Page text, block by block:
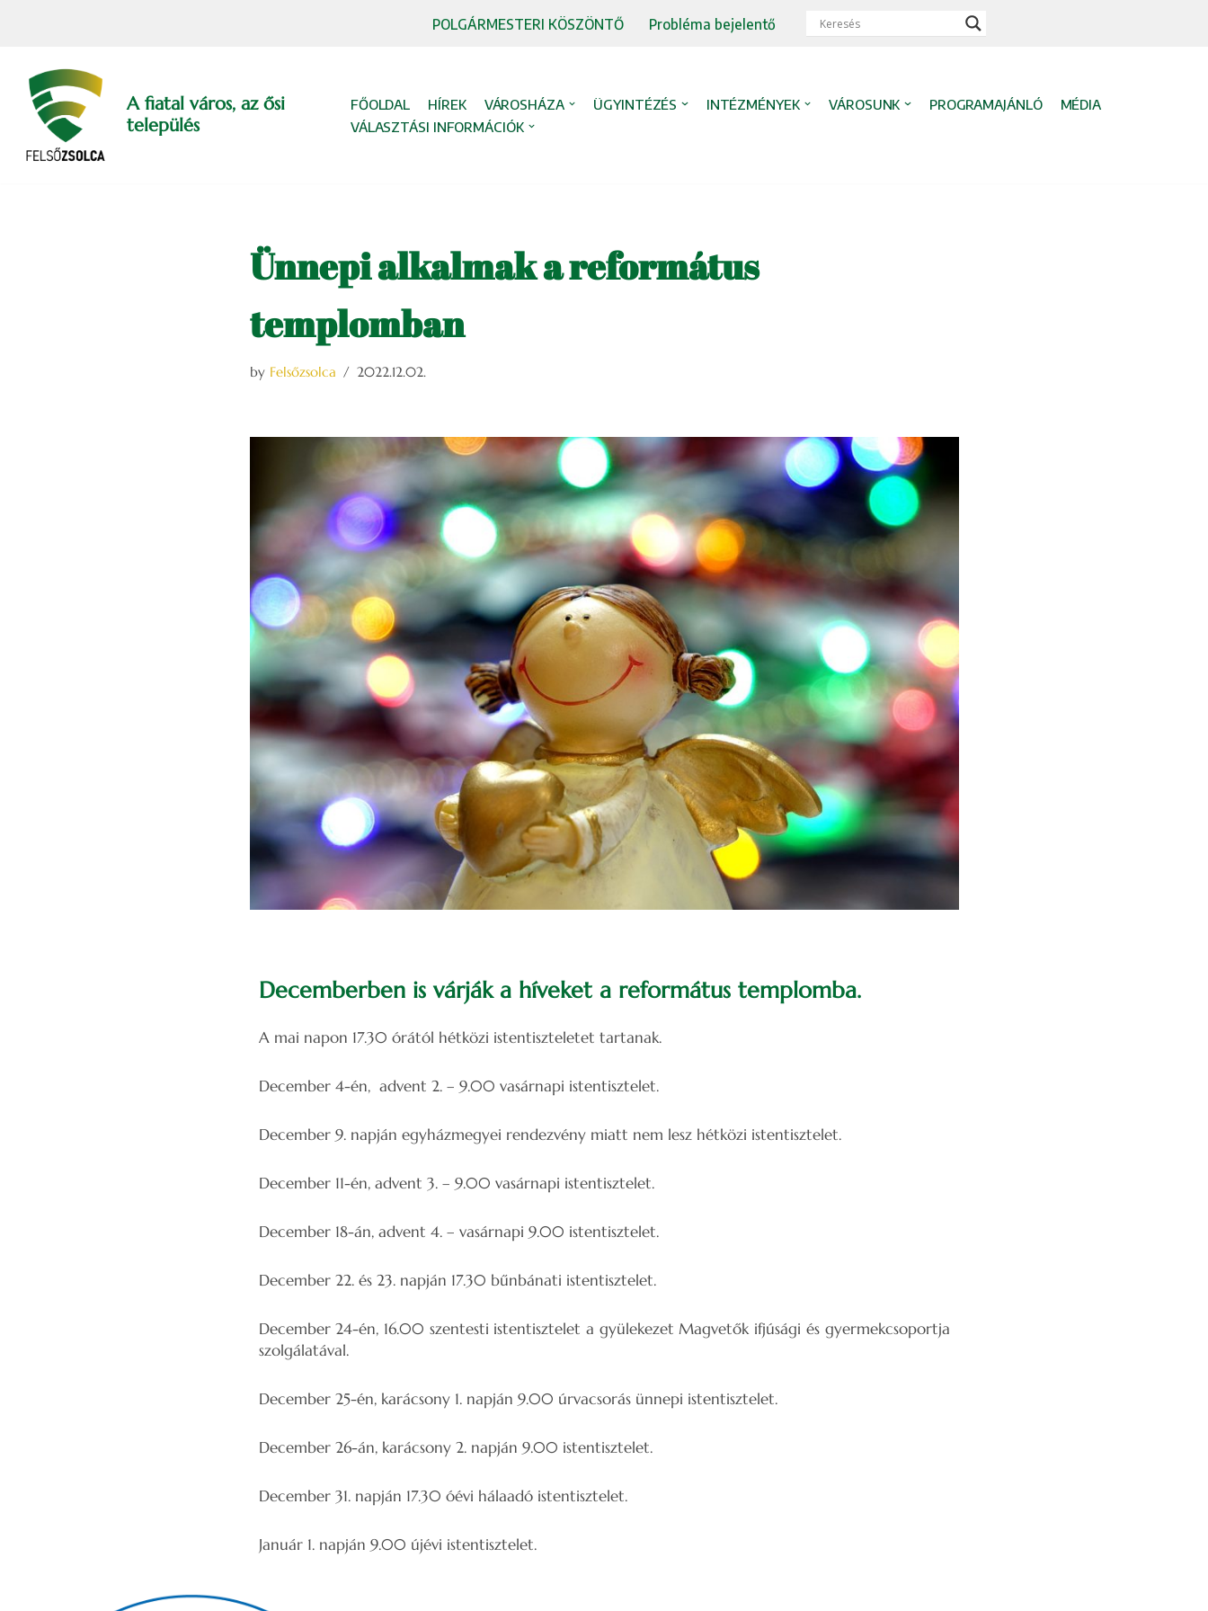
content
POLGÁRMESTERI KÖSZÖNTŐ Probléma bejelentő
A fiatal város, az ősi
település
FŐOLDAL HÍREK VÁROSHÁZA ÜGYINTÉZÉS INTÉZMÉNYEK VÁROSUNK PROGRAMAJÁNLÓ
MÉDIA
VÁLASZTÁSI INFORMÁCIÓK
Ünnepi alkalmak a református
templomban
by Felsőzsolca 2022.12.02.
Decemberben is várják a híveket a református templomba.
A mai napon 17.30 órától hétközi istentiszteletet tartanak.
December 4-én, advent 2. – 9.00 vasárnapi istentisztelet.
December 9. napján egyházmegyei rendezvény miatt nem lesz hétközi istentisztelet.
December 11-én, advent 3. – 9.00 vasárnapi istentisztelet.
December 18-án, advent 4. – vasárnapi 9.00 istentisztelet.
December 22. és 23. napján 17.30 bűnbánati istentisztelet.
December 24-én, 16.00 szentesti istentisztelet a gyülekezet Magvetők ifjúsági és gyermekcsoportja
szolgálatával.
December 25-én, karácsony 1. napján 9.00 úrvacsorás ünnepi istentisztelet.
December 26-án, karácsony 2. napján 9.00 istentisztelet.
December 31. napján 17.30 óévi hálaadó istentisztelet.
Január 1. napján 9.00 újévi istentisztelet.